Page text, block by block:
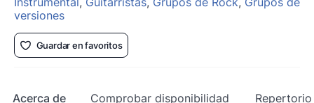
versiones
Guardar en favoritos
Acerca de Comprobar disponibilidad Repertorio